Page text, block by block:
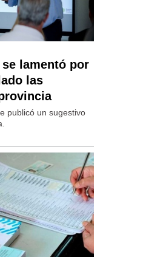
lamentó por
las
publicó un sugestivo